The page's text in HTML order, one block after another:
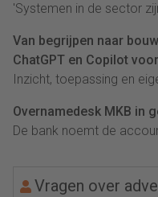
'Systemen in de sector
Van begrijpen naar
ChatGPT en Copilot
Inzicht, toepassing en
Overnamedesk MKB in
De bank noemt de
Vragen over